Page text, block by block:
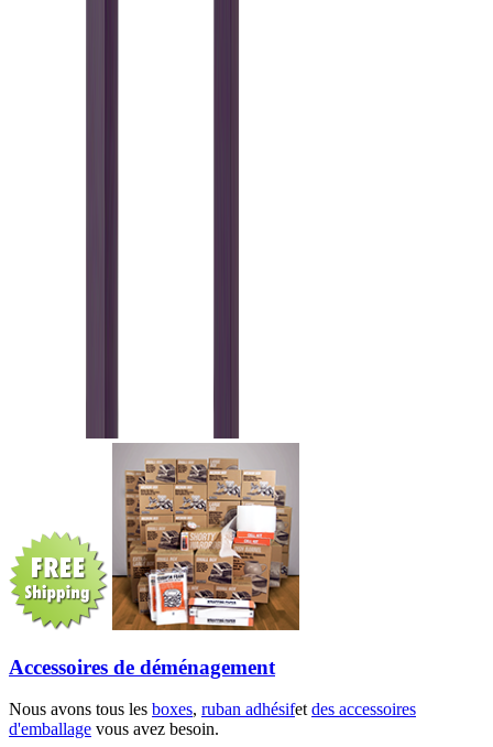
Accessoires de déménagement
Nous avons tous les boxes, ruban adhésifetdes accessoires
d'emballage vous avez besoin.